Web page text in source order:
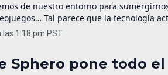
de nuestro entorno para
Tal parece que la tecnología
avanzada y vistosa realidad virtual o
1:18 pm PST
Sphero pone todo